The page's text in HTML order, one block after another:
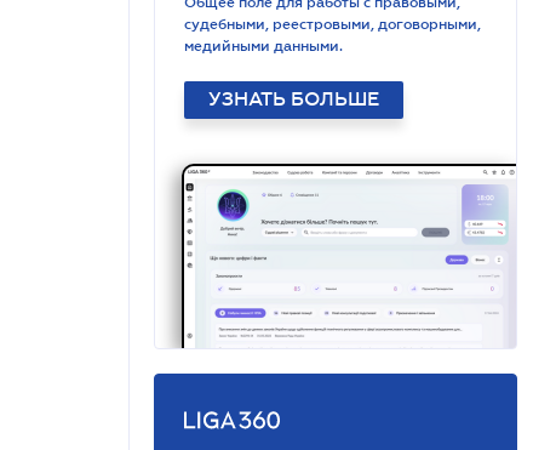
судебными, реестровыми, договорными,
медийными данными.
УЗНАТЬ БОЛЬШЕ